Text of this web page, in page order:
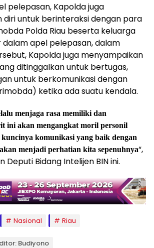
pelepasan, Kapolda juga
untuk berinteraksi dengan para
Polda Riau beserta keluarga
apel pelepasan, dalam
Kapolda juga menyampaikan
ditinggalkan untuk bertugas,
untuk berkomunikasi dengan
ketika ada suatu kendala.
menjaga rasa memiliki dan
ini akan mengangkat moril personil
kuncinya komunikasi yang baik dengan
menjadi perhatian kita sepenuhnya“,
Deputi Bidang Intelijen BIN ini.
Nasional Riau
Budiyono